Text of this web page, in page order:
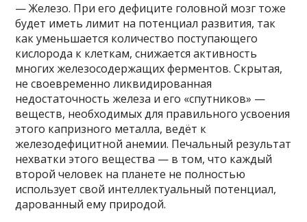
— Железо. При его дефиците головной мозг тоже
будет иметь лимит на потенциал развития, так
как уменьшается количество поступающего
кислорода к клеткам, снижается активность
многих железосодержащих ферментов. Скрытая,
не своевременно ликвидированная
недостаточность железа и его «спутников» —
веществ, необходимых для правильного усвоения
этого капризного металла, ведёт к
железодефицитной анемии. Печальный результат
нехватки этого вещества — в том, что каждый
второй человек на планете не полностью
использует свой интеллектуальный потенциал,
дарованный ему природой.